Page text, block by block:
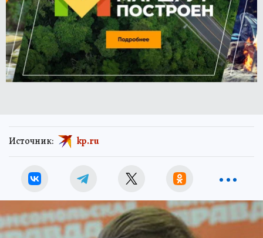
Источник: kp.ru